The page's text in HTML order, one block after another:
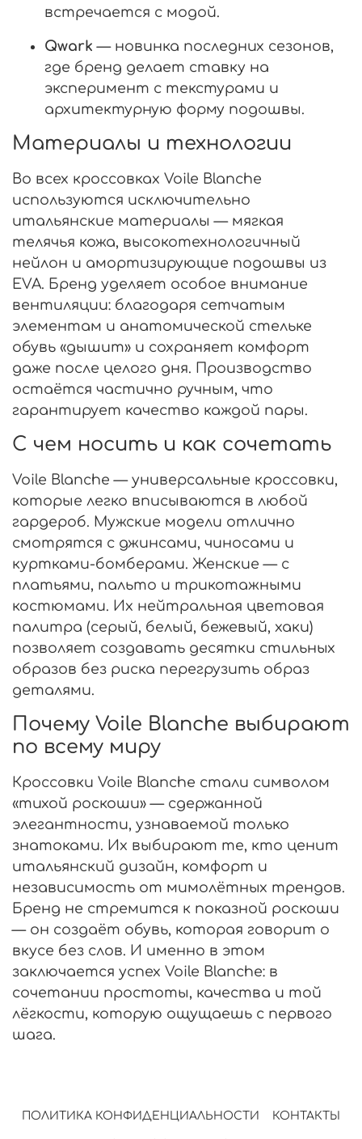
встречается с модой.
Qwark — новинка последних сезонов,
где бренд делает ставку на
эксперимент с текстурами и
архитектурную форму подошвы.
Материалы и технологии
Во всех кроссовках Voile Blanche
используются исключительно
итальянские материалы — мягкая
телячья кожа, высокотехнологичный
нейлон и амортизирующие подошвы из
EVA. Бренд уделяет особое внимание
вентиляции: благодаря сетчатым
элементам и анатомической стельке
обувь «дышит» и сохраняет комфорт
даже после целого дня. Производство
остаётся частично ручным, что
гарантирует качество каждой пары.
С чем носить и как сочетать
Voile Blanche — универсальные кроссовки,
которые легко вписываются в любой
гардероб. Мужские модели отлично
смотрятся с джинсами, чиносами и
куртками-бомберами. Женские — с
платьями, пальто и трикотажными
костюмами. Их нейтральная цветовая
палитра (серый, белый, бежевый, хаки)
позволяет создавать десятки стильных
образов без риска перегрузить образ
деталями.
Почему Voile Blanche выбирают
по всему миру
Кроссовки Voile Blanche стали символом
«тихой роскоши» — сдержанной
элегантности, узнаваемой только
знатоками. Их выбирают те, кто ценит
итальянский дизайн, комфорт и
независимость от мимолётных трендов.
Бренд не стремится к показной роскоши
— он создаёт обувь, которая говорит о
вкусе без слов. И именно в этом
заключается успех Voile Blanche: в
сочетании простоты, качества и той
лёгкости, которую ощущаешь с первого
шага.
ПОЛИТИКА КОНФИДЕНЦИАЛЬНОСТИ КОНТАКТЫ